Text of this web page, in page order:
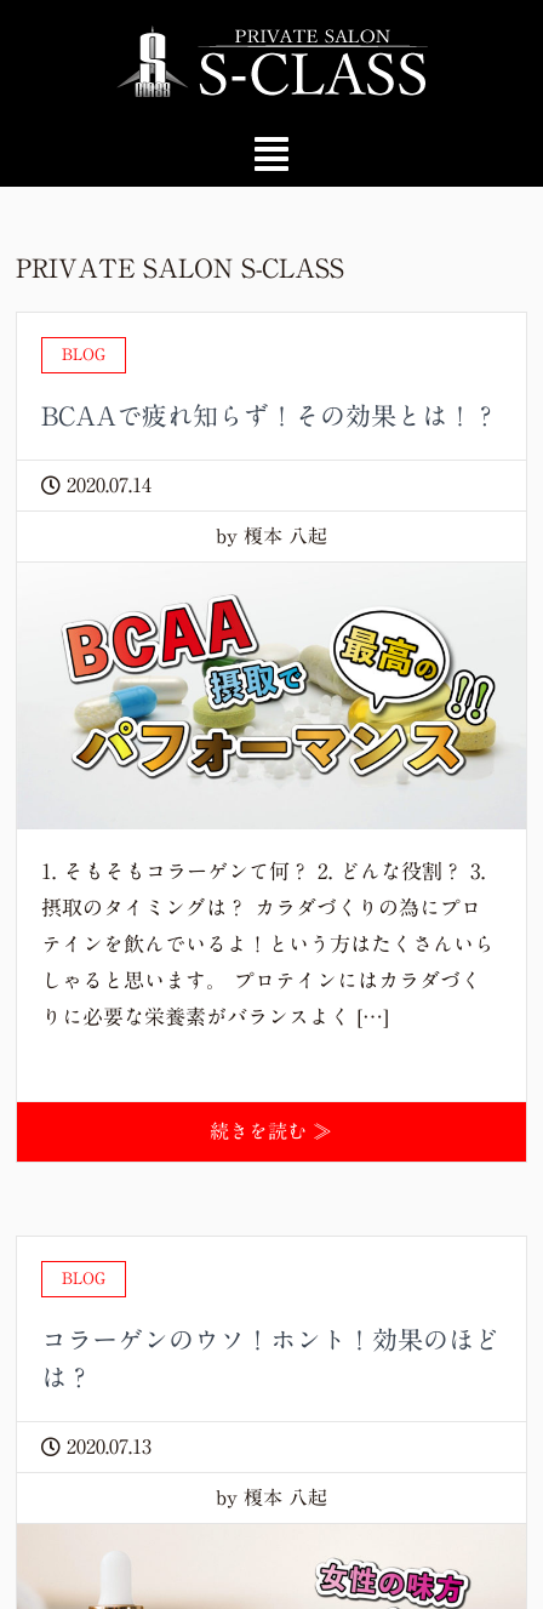
PRIVATE SALON S-CLASS
BLOG
BCAAで疲れ知らず！その効果とは！？
2020.07.14
by 榎本 八起
1. そもそもコラーゲンて何？ 2. どんな役割？ 3.
摂取のタイミングは？ カラダづくりの為にプロ
テインを飲んでいるよ！という方はたくさんいら
しゃると思います。 プロテインにはカラダづく
りに必要な栄養素がバランスよく […]
続きを読む ≫
BLOG
コラーゲンのウソ！ホント！効果のほど
は？
2020.07.13
by 榎本 八起